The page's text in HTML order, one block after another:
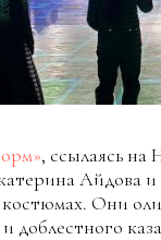
, ссылаясь
Айдова
Они